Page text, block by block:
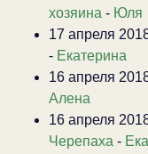
хозяина - Юля
17 апреля
- Екатерина
16 апреля
Алена
16 апреля
Черепаха -